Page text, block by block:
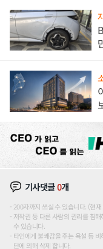
기사댓글0개
200자까지 쓰실 수 있습니다. (현
저작권 등 다른 사람의 권리를 침
수 있습니다.
타인에게 불쾌감을 주는 욕설 등
단에 의해 삭제 합니다.